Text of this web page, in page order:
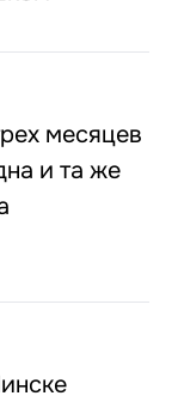
месяцев
и та же